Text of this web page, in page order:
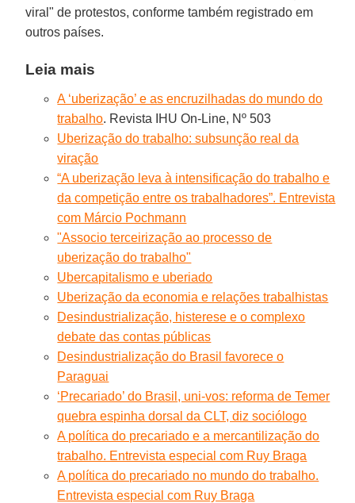
viral" de protestos, conforme também registrado em
outros países.
Leia mais
A ‘uberização’ e as encruzilhadas do mundo do
trabalho. Revista IHU On-Line, Nº 503
Uberização do trabalho: subsunção real da
viração
“A uberização leva à intensificação do trabalho e
da competição entre os trabalhadores”. Entrevista
com Márcio Pochmann
"Associo terceirização ao processo de
uberização do trabalho"
Ubercapitalismo e uberiado
Uberização da economia e relações trabalhistas
Desindustrialização, histerese e o complexo
debate das contas públicas
Desindustrialização do Brasil favorece o
Paraguai
‘Precariado’ do Brasil, uni-vos: reforma de Temer
quebra espinha dorsal da CLT, diz sociólogo
A política do precariado e a mercantilização do
trabalho. Entrevista especial com Ruy Braga
A política do precariado no mundo do trabalho.
Entrevista especial com Ruy Braga